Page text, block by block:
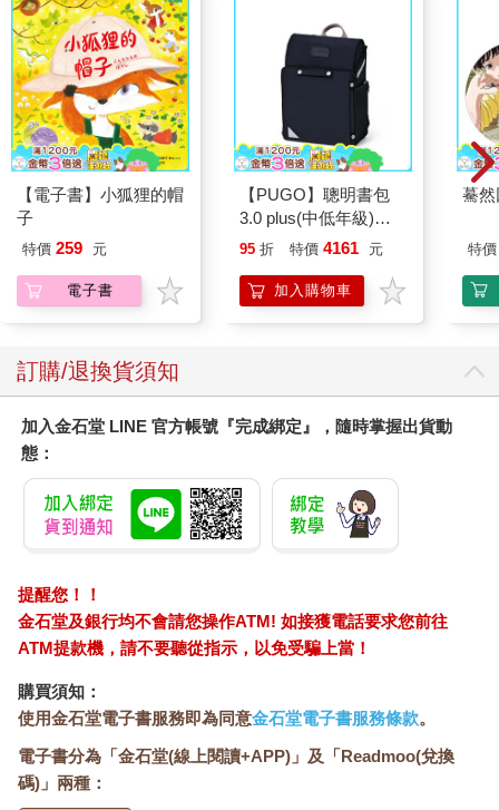
【電子書】小狐狸的帽
子
特價 259 元
電子書
【PUGO】聰明書包
3.0 plus(中低年級)酷
黑 全新進化玩美上市
95 折 特價 4161 元
加入購物車
驀
特價
訂購/退換貨須知
加入金石堂 LINE 官方帳號『完成綁定』，隨時掌握出貨動
態：
提醒您！！
金石堂及銀行均不會請您操作ATM! 如接獲電話要求您前往
ATM提款機，請不要聽從指示，以免受騙上當！
購買須知：
使用金石堂電子書服務即為同意金石堂電子書服務條款。
電子書分為「金石堂(線上閱讀+APP)」及「Readmoo(兌換
碼)」兩種：